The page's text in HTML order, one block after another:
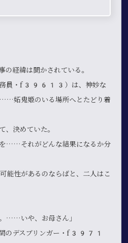
経緯は聞かされている。
務員・f39613）は、神妙な
妬鬼姫のいる場所へとたどり着
、決めていた。
……それがどんな結果になるか分
性があるのならばと、二人はこ
……いや、お母さん」
間のデスブリンガー・f3971